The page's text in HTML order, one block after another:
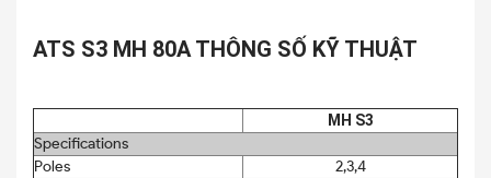
ATS S3 MH 80A THÔNG SỐ KỸ THUẬT
MH S3
Specifications
Poles
2,3,4